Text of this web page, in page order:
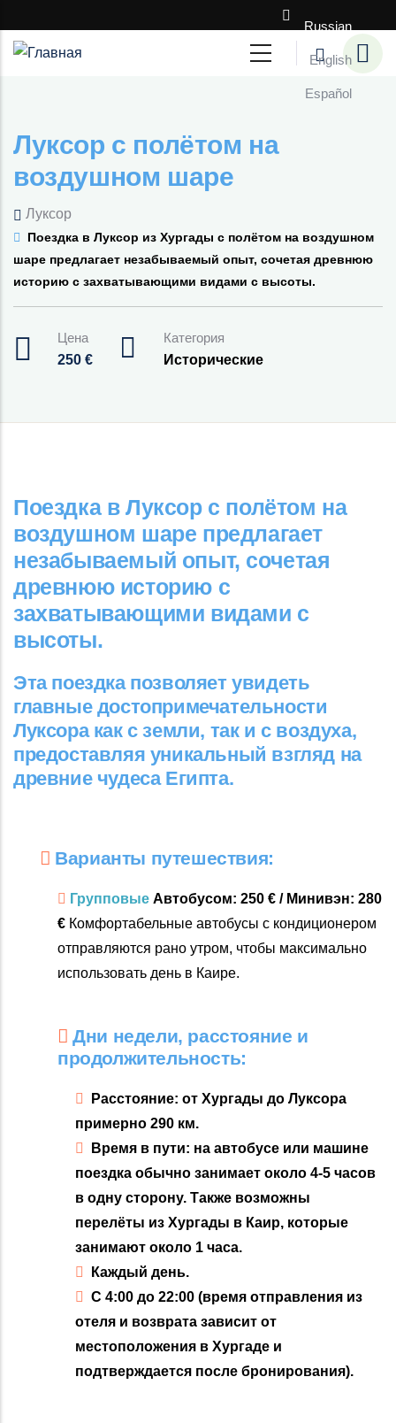
Russian
English
Español
Луксор с полётом на
воздушном шаре
Луксор
Поездка в Луксор из Хургады с полётом на воздушном
шаре предлагает незабываемый опыт, сочетая древнюю
историю с захватывающими видами с высоты.
Цена
250 €
Категория
Исторические
Поездка в Луксор с полётом на
воздушном шаре предлагает
незабываемый опыт, сочетая
древнюю историю с
захватывающими видами с
высоты.
Эта поездка позволяет увидеть
главные достопримечательности
Луксора как с земли, так и с воздуха,
предоставляя уникальный взгляд на
древние чудеса Египта.
Варианты путешествия:
Групповые Автобусом: 250 € / Минивэн: 280
€ Комфортабельные автобусы с кондиционером
отправляются рано утром, чтобы максимально
использовать день в Каире.
Дни недели, расстояние и
продолжительность:
Расстояние: от Хургады до Луксора
примерно 290 км.
Время в пути: на автобусе или машине
поездка обычно занимает около 4-5 часов
в одну сторону. Также возможны
перелёты из Хургады в Каир, которые
занимают около 1 часа.
Каждый день.
С 4:00 до 22:00 (время отправления из
отеля и возврата зависит от
местоположения в Хургаде и
подтверждается после бронирования).